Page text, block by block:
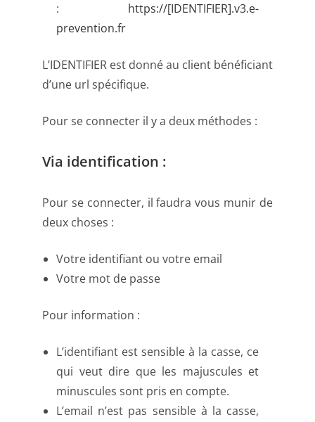
: https://[IDENTIFIER].v3.e-
prevention.fr
L’IDENTIFIER est donné au client bénéficiant
d’une url spécifique.
Pour se connecter il y a deux méthodes :
Via identification :
Pour se connecter, il faudra vous munir de
deux choses :
Votre identifiant ou votre email
Votre mot de passe
Pour information :
L’identifiant est sensible à la casse, ce
qui veut dire que les majuscules et
minuscules sont pris en compte.
L’email n’est pas sensible à la casse,